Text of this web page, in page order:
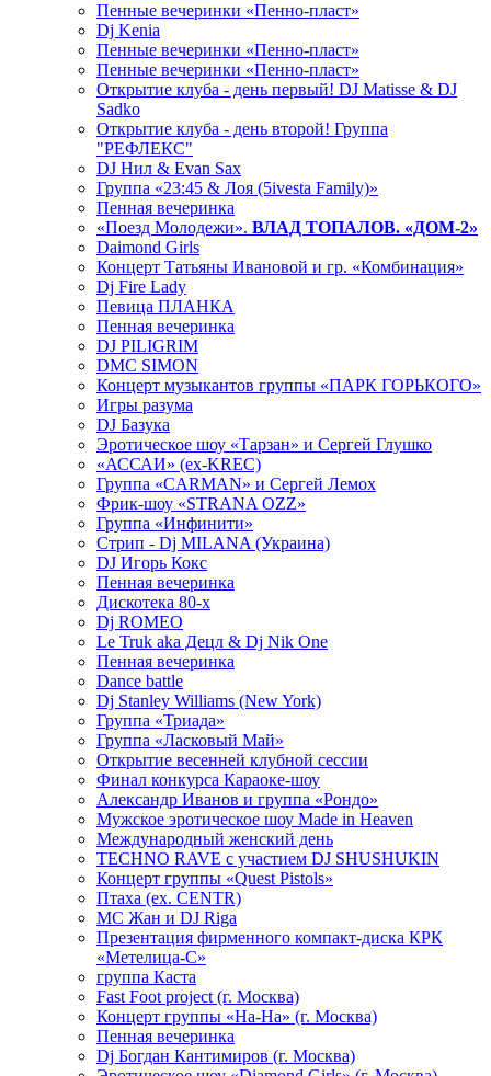
Пенные вечеринки «Пенно-пласт»
Dj Kenia
Пенные вечеринки «Пенно-пласт»
Пенные вечеринки «Пенно-пласт»
Открытие клуба - день первый! DJ Matisse & DJ
Sadko
Открытие клуба - день второй! Группа
"РЕФЛЕКС"
DJ Нил & Evan Sax
Группа «23:45 & Лоя (5ivesta Family)»
Пенная вечеринка
«Поезд Молодежи». ВЛАД ТОПАЛОВ. «ДОМ-2»
Daimond Girls
Концерт Татьяны Ивановой и гр. «Комбинация»
Dj Fire Lady
Певица ПЛАНКА
Пенная вечеринка
DJ PILIGRIM
DMC SIMON
Концерт музыкантов группы «ПАРК ГОРЬКОГО»
Игры разума
DJ Базука
Эротическое шоу «Тарзан» и Сергей Глушко
«АССАИ» (ex-KREC)
Группа «CARMAN» и Сергей Лемох
Фрик-шоу «STRANA OZZ»
Группа «Инфинити»
Стрип - Dj MILANA (Украина)
DJ Игорь Кокс
Пенная вечеринка
Дискотека 80-х
Dj ROMEO
Le Truk aka Децл & Dj Nik One
Пенная вечеринка
Dance battle
Dj Stanley Williams (New York)
Группа «Триада»
Группа «Ласковый Май»
Открытие весенней клубной сессии
Финал конкурса Караоке-шоу
Александр Иванов и группа «Рондо»
Мужское эротическое шоу Made in Heaven
Международный женский день
TECHNO RAVE с участием DJ SHUSHUKIN
Концерт группы «Quest Pistols»
Птаха (ex. CENTR)
МС Жан и DJ Riga
Презентация фирменного компакт-диска КРК
«Метелица-С»
группа Каста
Fast Foot project (г. Москва)
Концерт группы «На-На» (г. Москва)
Пенная вечеринка
Dj Богдан Кантимиров (г. Москва)